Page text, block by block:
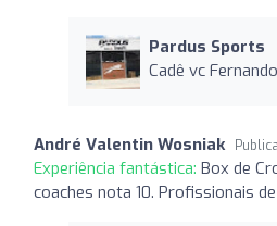
Pardus Sports
Cadê vc Fernando
André Valentin Wosniak
Experiência fantástica: Box de
coaches nota 10. Profissionais